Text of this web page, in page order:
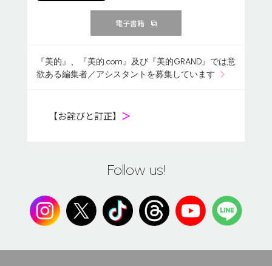
電子書籍
『美的』、『美的.com』及び『美的GRAND』では意
欲ある編集者／アシスタントを募集しています
【お詫びと訂正】 ＞
Follow us!